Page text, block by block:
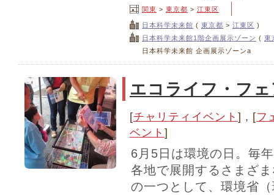
関東 > 東京都 > 江東区
日本科学未来館 ( 東京都 > 江東区 )
日本科学未来館1階企画展示ゾーン ( 東
日本科学未来館 企画展示ゾーンa
エコライフ・フ
[チャリティイベント ] , [フ
ベント ]
6月5日は環境の日。毎
各地で展開するさまざ
の一つとして、環境省